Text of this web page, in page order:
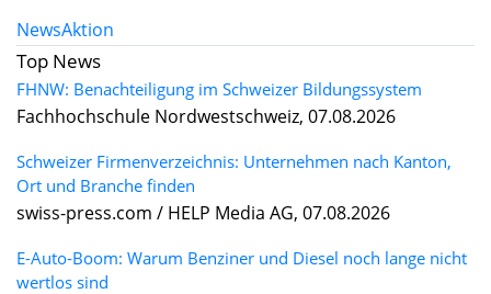
NewsAktion
Top News
FHNW: Benachteiligung im Schweizer Bildungssystem
Fachhochschule Nordwestschweiz, 07.08.2026
Schweizer Firmenverzeichnis: Unternehmen nach Kanton,
Ort und Branche finden
swiss-press.com / HELP Media AG, 07.08.2026
E-Auto-Boom: Warum Benziner und Diesel noch lange nicht
wertlos sind